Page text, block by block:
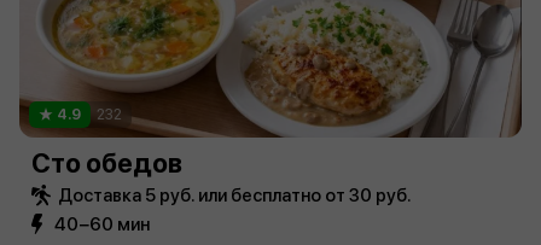
4.9 232
Сто обедов
Доставка 5 руб. или бесплатно от 30 руб.
40−60 мин